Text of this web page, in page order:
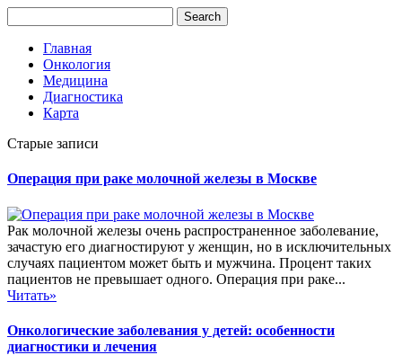
Главная
Онкология
Медицина
Диагностика
Карта
Старые записи
Операция при раке молочной железы в Москве
Рак молочной железы очень распространенное заболевание,
зачастую его диагностируют у женщин, но в исключительных
случаях пациентом может быть и мужчина. Процент таких
пациентов не превышает одного. Операция при раке...
Читать»
Онкологические заболевания у детей: особенности
диагностики и лечения